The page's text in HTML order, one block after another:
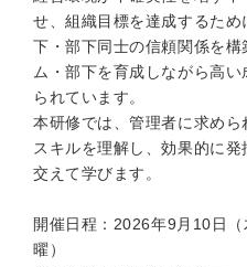
せ、組織目標を達成するた
下・部下同士の信頼関係を
ム・部下を育成しながら高
られています。
本研修では、管理者に求めら
スキルを理解し、効果的に
交えて学びます。
開催日程：2026年9月10日
曜）